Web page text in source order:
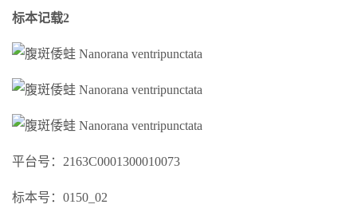
标本记载2
平台号：2163C0001300010073
标本号：0150_02